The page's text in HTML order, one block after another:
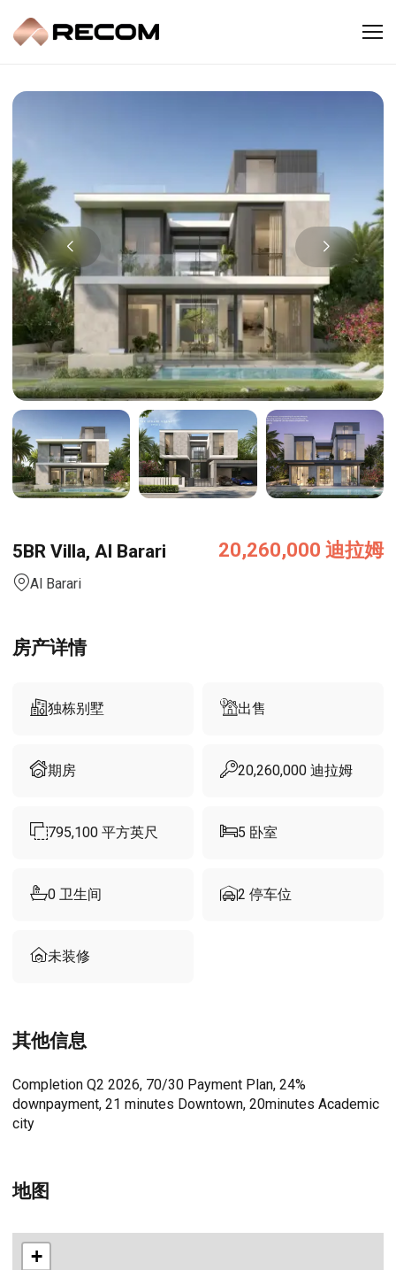
5BR Villa, Al Barari
Al Barari
20,260,000 迪拉姆
房产详情
独栋别墅 出售
期房 20,260,000 迪拉姆
795,100 平方英尺 5 卧室
0 卫生间 2 停车位
未装修
其他信息
Completion Q2 2026, 70/30 Payment Plan, 24%
downpayment, 21 minutes Downtown, 20minutes Academic
city
地图
+